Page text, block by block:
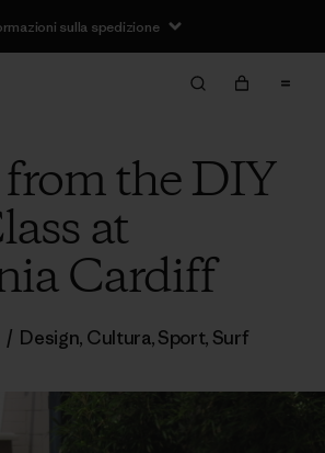
sulla spedizione
the DIY
at
Cardiff
/ Design, Cultura,Sport, Surf